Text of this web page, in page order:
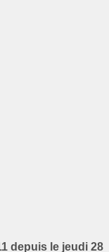
depuis le jeudi 28